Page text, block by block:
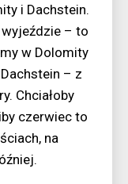
i Dachstein.
– to
w Dolomity
– z
Chciałoby
czerwiec to
na